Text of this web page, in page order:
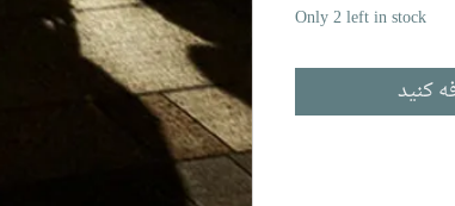
Only 2 left in stock
کنید